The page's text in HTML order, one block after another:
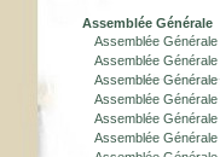
Assemblée Générale
Assemblée Générale
Assemblée Générale
Assemblée Générale
Assemblée Générale
Assemblée Générale
Assemblée Générale